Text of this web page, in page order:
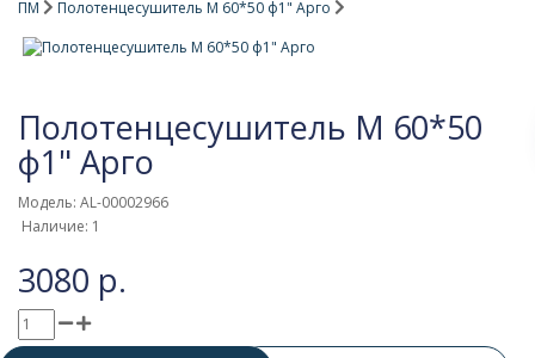
ПМ
Полотенцесушитель М 60*50 ф1" Арго
Полотенцесушитель М 60*50
ф1" Арго
Модель: AL-00002966
Наличие: 1
3080 р.